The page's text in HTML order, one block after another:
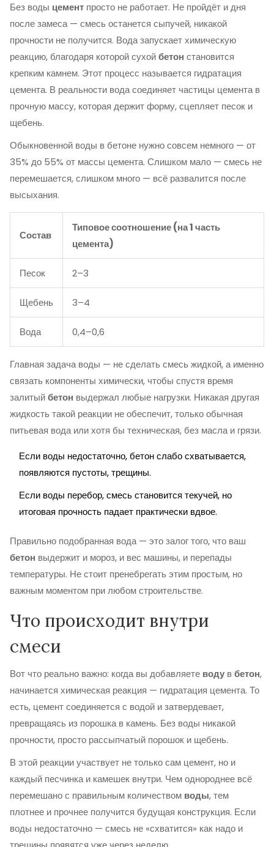
Без воды цемент просто не работает. Не пройдёт и дня
после замеса — смесь останется сыпучей, никакой
прочности не получится. Вода запускает химическую
реакцию, благодаря которой сухойбетон становится
крепким камнем. Этот процесс называется гидратация
цемента. В реальности вода соединяет частицы цемента в
прочную массу, которая держит форму, сцепляет песок и
щебень.
Обыкновенной воды в бетоне нужно совсем немного — от
35% до 55% от массы цемента. Слишком мало — смесь не
перемешается, слишком много — всё развалится после
высыхания.
Состав
Типовое соотношение (на 1 часть
цемента)
Песок 2–3
Щебень 3–4
Вода 0,4–0,6
Главная задача воды — не сделать смесь жидкой, а именно
связать компоненты химически, чтобы спустя время
залитыйбетон выдержал любые нагрузки. Никакая другая
жидкость такой реакции не обеспечит, только обычная
питьевая вода или хотя бы техническая, без масла и грязи.
Если воды недостаточно, бетон слабо схватывается,
появляются пустоты, трещины.
Если воды перебор, смесь становится текучей, но
итоговая прочность падает практически вдвое.
Правильно подобранная вода — это залог того, что ваш
бетон выдержит и мороз, и вес машины, и перепады
температуры. Не стоит пренебрегать этим простым, но
важным моментом при любом строительстве.
Что происходит внутри
смеси
Вот что реально важно: когда вы добавляете воду вбетон,
начинается химическая реакция — гидратация цемента. То
есть, цемент соединяется с водой и затвердевает,
превращаясь из порошка в камень. Без воды никакой
прочности, просто рассыпчатый порошок и щебень.
В этой реакции участвует не только сам цемент, но и
каждый песчинка и камешек внутри. Чем однороднее всё
перемешано с правильным количеством воды, тем
плотнее и прочнее получится будущая конструкция. Если
воды недостаточно — смесь не «схватится» как надо и